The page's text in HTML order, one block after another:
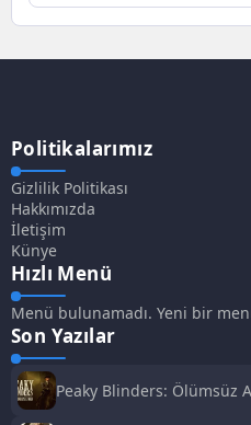
Politikalarımız
Gizlilik Politikası
Hakkımızda
İletişim
Künye
Hızlı Menü
Menü bulunamadı. Yeni bir
Son Yazılar
Peaky Blinders: Ölümsüz